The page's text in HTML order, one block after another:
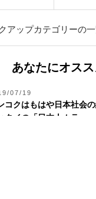
アップカテゴリーの
あなたにオスス
07/19
コクはもはや日本社会
タイの「日本人ムラ」